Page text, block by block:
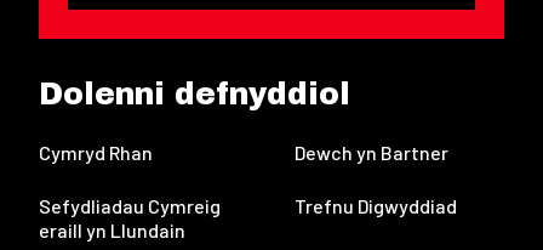
Dolenni defnyddiol
Cymryd Rhan Dewch yn Bartner
Sefydliadau Cymreig
eraill yn Llundain
Trefnu Digwyddiad